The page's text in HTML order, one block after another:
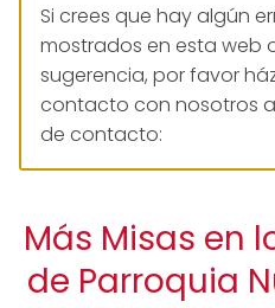
Si crees que hay algún
mostrados en esta web
sugerencia, por favor
contacto con nosotros
de contacto:
Más Misas en
de Parroquia